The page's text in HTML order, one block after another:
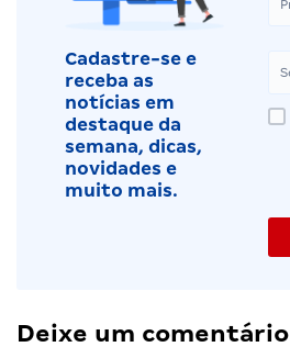
Cadastre-se e
receba as
notícias em
destaque da
semana, dicas,
novidades e
muito mais.
Deixe um comentário